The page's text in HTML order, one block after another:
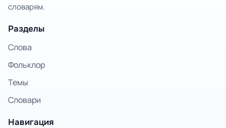
словарям.
Разделы
Слова
Фольклор
Темы
Словари
Навигация